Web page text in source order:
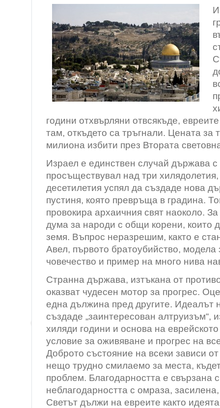
години отхвърляни отвсякъде,
там, откъдето са тръгнали. Цената за
милиона избити през Втората
Израел е единствен случай държава
просъществувал над три хилядолетия,
десетилетия успял да създаде нова
пустиня, която превръща в градина.
провокира архаичния свят наоколо.
дума за народи с общи корени, които
земя. Въпрос неразрешим, както е
Авел, първото братоубийство, модела
човечество и пример на много нива
Странна държава, изтъкана от
оказват чудесен мотор за прогрес.
една дължина пред другите. Идеалът
създаде „заинтересован алтруизъм“,
хиляди години и основа на
условие за оживяване и прогрес на
Доброто състояние на всеки зависи
нещо трудно смилаемо за места,
проблем. Благодарността е свързана
неблагодарността с омраза,
Светът дължи на евреите както